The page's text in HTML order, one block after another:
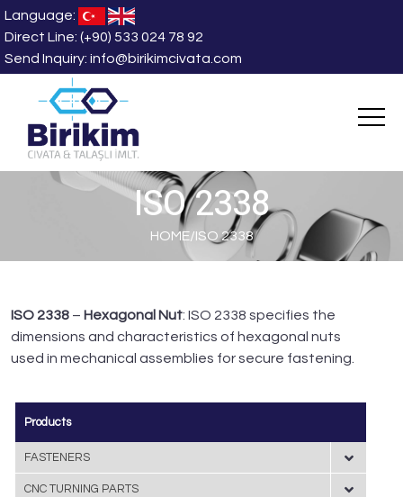
Language:
Direct Line: (+90) 533 024 78 92
Send Inquiry: info@birikimcivata.com
ISO 2338
HOME/ISO 2338
Products
FASTENERS
CNC TURNING PARTS
ISO 2338 – Hexagonal Nut: ISO 2338 specifies the
dimensions and characteristics of hexagonal nuts
used in mechanical assemblies for secure fastening.